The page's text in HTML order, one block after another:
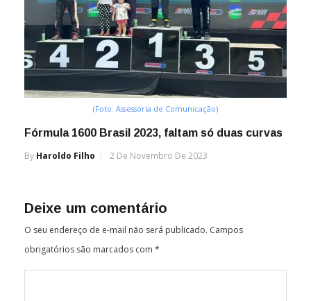
(Foto: Assessoria de Comunicação)
Fórmula 1600 Brasil 2023, faltam só duas curvas
By Haroldo Filho 2 De Novembro De 2023
Deixe um comentário
O seu endereço de e-mail não será publicado. Campos
obrigatórios são marcados com *